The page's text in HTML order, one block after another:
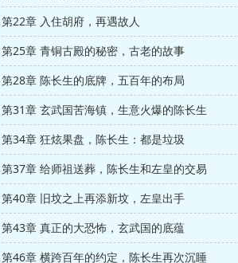
第22章 入住胡府，再遇故人
第25章 青铜古殿的秘密，古老的故事
第28章 陈长生的底牌，五百年的布局
第31章 玄武国苦海镇，生意火爆的陈长生
第34章 狂炫果盘，陈长生：都是垃圾
第37章 给师祖送葬，陈长生和左皇的交易
第40章 旧坟之上再添新坟，左皇出手
第43章 真正的大恐怖，玄武国的底蕴
第46章 横跨百年的约定，陈长生再次沉睡